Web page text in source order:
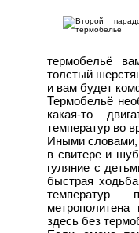
термобельё
толстый
и вам будет
Термобельё
какая-то
температур во
Иными словами,
в свитере и
гуляние с
быстрая
температур
здесь без